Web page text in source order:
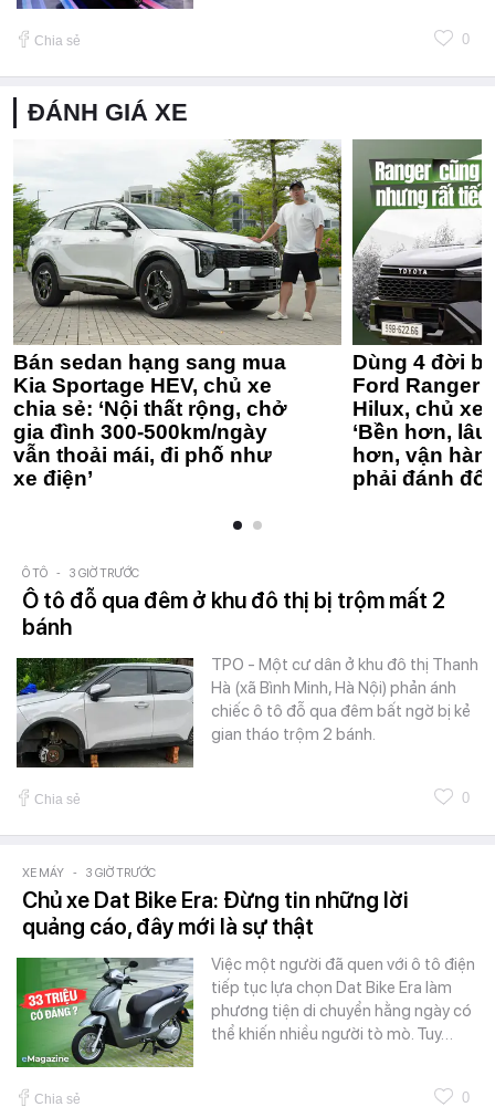
Chia sẻ 0
ĐÁNH GIÁ XE
Bán sedan hạng sang mua
Kia Sportage HEV, chủ xe
chia sẻ: ‘Nội thất rộng, chở
gia đình 300-500km/ngày
vẫn thoải mái, đi phố như
xe điện’
Dùng 4 đời
Ford Ranger
Hilux, chủ xe
‘Bền hơn,
hơn, vận
phải đánh
Ô TÔ - 3 GIỜ TRƯỚC
Ô tô đỗ qua đêm ở khu đô thị bị trộm mất 2
bánh
TPO - Một cư dân ở khu đô thị Thanh
Hà (xã Bình Minh, Hà Nội) phản ánh
chiếc ô tô đỗ qua đêm bất ngờ bị kẻ
gian tháo trộm 2 bánh.
Chia sẻ 0
XE MÁY - 3 GIỜ TRƯỚC
Chủ xe Dat Bike Era: Đừng tin những lời
quảng cáo, đây mới là sự thật
Việc một người đã quen với ô tô điện
tiếp tục lựa chọn Dat Bike Era làm
phương tiện di chuyển hằng ngày có
thể khiến nhiều người tò mò. Tuy…
Chia sẻ 0